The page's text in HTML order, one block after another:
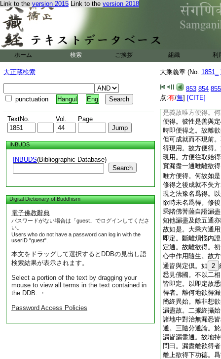
Link to the version 2015 Link to the version 2018
ホーム 検索 ご挨拶 組織 利
大正蔵検索
punctuation Hangul Eng
TextNo. Vol. Page
INBUDS
INBUDS(Bibliographic Database)
Search
Digital Dictionary of Buddhism
電子佛教辭典
パスワードがない場合は「guest」でログインしてくださ
い。
Users who do not have a password can log in with the
userID "guest".
本文をドラッグして選択するとDDBの見出し語
検索結果が表示されます。
Select a portion of the text by dragging your
mouse to view all terms in the text contained in
the DDB. ・
Password Access Policies
大乘義章 (No. 1851_
853 854 855
点:有/無] [CITE]
離欲得。二方便得
依禪所有神通名離
得名方便得。依如
唯離欲得。天眼天
盡爲漏盡通唯離欲
爲漏盡通以他心通
略不説。何故天眼
宣説。眼耳二通體
倶。斷離下欲得上
非離欲得。得定之
是義故唯方便得。
便得。彼性是善與
時即便得之。故離
但可成就而不現前
得現用。故方便得
現用。方便往取始
實漏盡一通唯離欲
唯方便得。何故如
修得之後成就不失
現之法豫名爲得。
欲時未名爲得。修
乘諸佛菩薩自證漏
知他漏盡及餘五通
故如是。大乘六通
即定。斷離煩惱内
定通。故離欲得。
心中作用隨生。故
通皆與定倶。如 2
悉見佛國。不以二
皆即定。以即定故
得者。離何地欲得
簡終異始。離非想
漏盡故。二據終攝
諸地中對治無漏悉
通。三隨分通論。
漏皆漏盡通。故地
問曰。漏盡離欲得
離上欲得下功徳。